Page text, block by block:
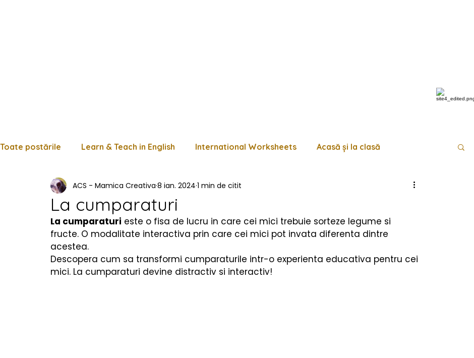
Toate postările Learn & Teach in English International Worksheets Acasă și la clasă
Limba română Matematică Istorie Fișe de lucru diverse Trasează
Cărți copii Poezii & povești Termeni utilizare Fizica Muzică Clasică
La cumparaturi
ACS - Mamica Creativa 8 ian. 2024 1 min de citit
La cumparaturi este o fisa de lucru in care cei mici trebuie sorteze legume si
fructe. O modalitate interactiva prin care cei mici pot invata diferenta dintre
acestea.
Descopera cum sa transformi cumparaturile intr-o experienta educativa pentru cei
mici. La cumparaturi devine distractiv si interactiv!